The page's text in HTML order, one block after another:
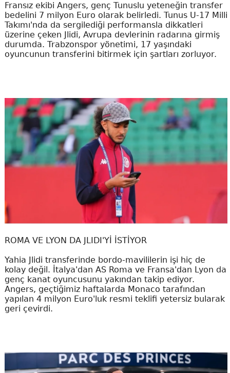
Fransız ekibi Angers, genç Tunuslu yeteneğin transfer
bedelini 7 milyon Euro olarak belirledi. Tunus U-17 Milli
Takımı'nda da sergilediği performansla dikkatleri
üzerine çeken Jlidi, Avrupa devlerinin radarına girmiş
durumda. Trabzonspor yönetimi, 17 yaşındaki
oyuncunun transferini bitirmek için şartları zorluyor.
ROMA VE LYON DA JLIDI'Yİ İSTİYOR
Yahia Jlidi transferinde bordo-mavililerin işi hiç de
kolay değil. İtalya'dan AS Roma ve Fransa'dan Lyon da
genç kanat oyuncusunu yakından takip ediyor.
Angers, geçtiğimiz haftalarda Monaco tarafından
yapılan 4 milyon Euro'luk resmi teklifi yetersiz bularak
geri çevirdi.